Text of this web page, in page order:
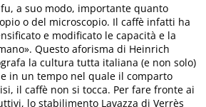
a suo modo, importante quanto
o del microscopio. Il caffè infatti ha
e modificato le capacità e la
Questo aforisma di Heinrich
la cultura tutta italiana (e non solo)
in un tempo nel quale il comparto
il caffè non si tocca. Per fare fronte ai
lo stabilimento Lavazza di Verrès